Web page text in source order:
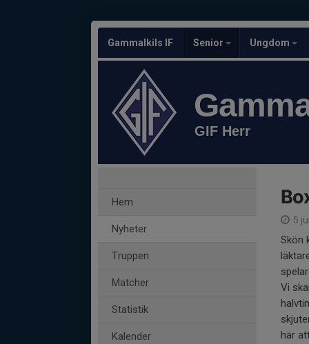
Gammalkils IF Senior Ungdom
GIF Herr
Hem
Nyheter
Truppen
Matcher
Statistik
Kalender
5
Skön
Vi
här